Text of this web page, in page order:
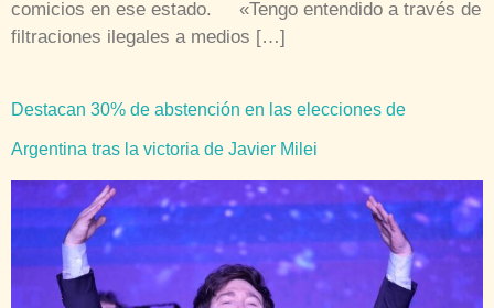
comicios en ese estado. «Tengo entendido a través de
filtraciones ilegales a medios […]
Destacan 30% de abstención en las elecciones de
Argentina tras la victoria de Javier Milei